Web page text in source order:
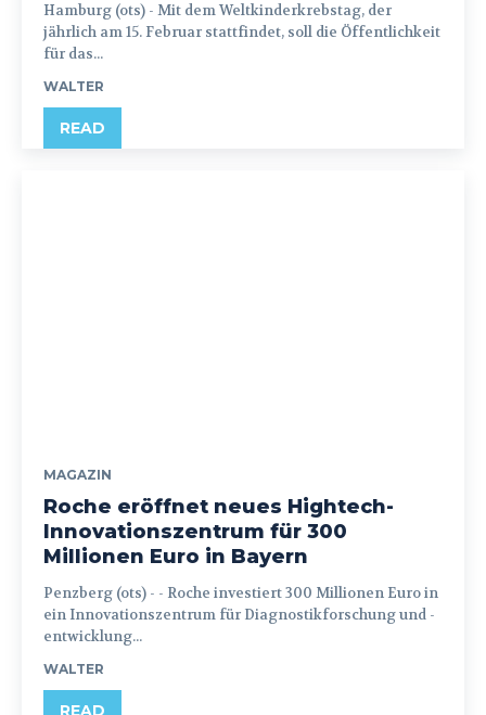
Hamburg (ots) - Mit dem Weltkinderkrebstag, der
jährlich am 15. Februar stattfindet, soll die Öffentlichkeit
für das...
WALTER
READ
MAGAZIN
Roche eröffnet neues Hightech-
Innovationszentrum für 300
Millionen Euro in Bayern
Penzberg (ots) - - Roche investiert 300 Millionen Euro in
ein Innovationszentrum für Diagnostikforschung und -
entwicklung...
WALTER
READ